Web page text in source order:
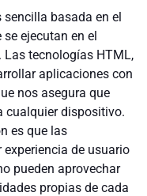
basada en el
ejecutan en el
tecnologías HTML,
aplicaciones con
nos asegura que
cualquier dispositivo.
es que las
de usuario
pueden aprovechar
propias de cada